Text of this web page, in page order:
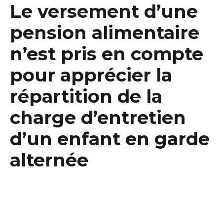
Le versement d’une
pension alimentaire
n’est pris en compte
pour apprécier la
répartition de la
charge d’entretien
d’un enfant en garde
alternée